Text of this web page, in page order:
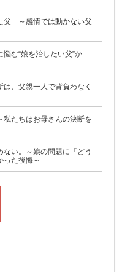
父 ～感情では動かない父
む“娘を治したい父”か
、父親一人で背負わなく
たちはお母さんの決断を
い。～娘の問題に「どう
った後悔～